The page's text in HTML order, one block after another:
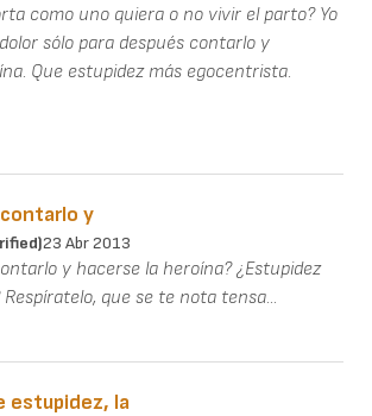
como uno quiera o no vivir el parto? Yo
sólo para después contarlo y
Que estupidez más egocentrista.
y
23 Abr 2013
y hacerse la heroína? ¿Estupidez
que se te nota tensa...
estupidez, la